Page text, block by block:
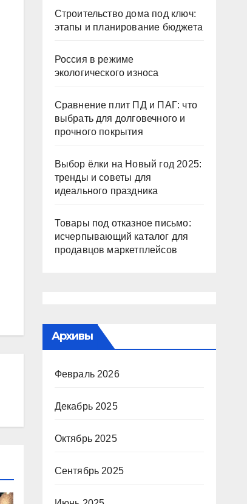
Строительство дома под ключ:
этапы и планирование бюджета
Россия в режиме
экологического износа
Сравнение плит ПД и ПАГ: что
выбрать для долговечного и
прочного покрытия
Выбор ёлки на Новый год 2025:
тренды и советы для
идеального праздника
Товары под отказное письмо:
исчерпывающий каталог для
продавцов маркетплейсов
Архивы
Февраль 2026
Декабрь 2025
Октябрь 2025
Сентябрь 2025